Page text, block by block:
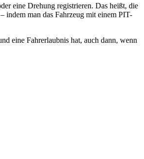
eine Drehung registrieren. Das heißt, die
indem man das Fahrzeug mit einem PIT-
eine Fahrerlaubnis hat, auch dann, wenn